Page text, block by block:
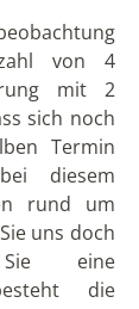
von 4
mit 2
sich noch
Termin
diesem
rund um
uns doch
eine
die